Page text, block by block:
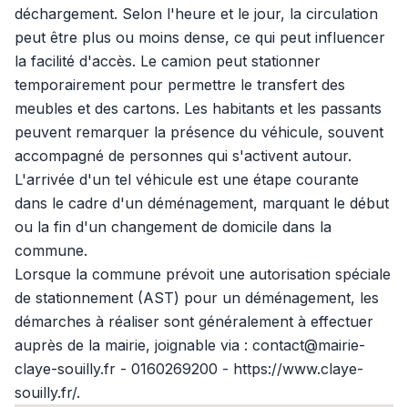
déchargement. Selon l'heure et le jour, la circulation
peut être plus ou moins dense, ce qui peut influencer
la facilité d'accès. Le camion peut stationner
temporairement pour permettre le transfert des
meubles et des cartons. Les habitants et les passants
peuvent remarquer la présence du véhicule, souvent
accompagné de personnes qui s'activent autour.
L'arrivée d'un tel véhicule est une étape courante
dans le cadre d'un déménagement, marquant le début
ou la fin d'un changement de domicile dans la
commune.
Lorsque la commune prévoit une autorisation spéciale
de stationnement (AST) pour un déménagement, les
démarches à réaliser sont généralement à effectuer
auprès de la mairie, joignable via : contact@mairie-
claye-souilly.fr - 0160269200 - https://www.claye-
souilly.fr/.